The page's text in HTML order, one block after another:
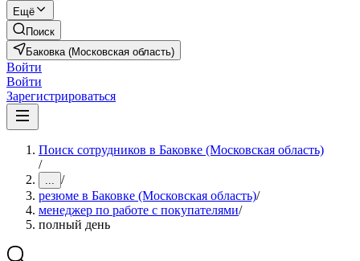
Ещё
Поиск
Баковка (Московская область)
Войти
Войти
Зарегистрироваться
Поиск сотрудников в Баковке (Московская область)
/
... /
резюме в Баковке (Московская область)/
менеджер по работе с покупателями/
полный день